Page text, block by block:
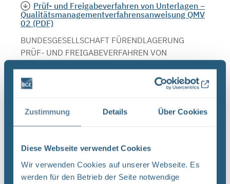
Zustimmung Details Über Cookies
Diese Webseite verwendet Cookies
Wir verwenden Cookies auf unserer Webseite. Es
werden für den Betrieb der Seite notwendige
Prüf- und Freigabeverfahren von Unterlagen –
Qualitätsmanagementverfahrensanweisung QMV
02 (PDF)
BUNDESGESELLSCHAFT FÜRENDLAGERUNG
PRÜF- UND FREIGABEVERFAHREN VON
QUALITÄTSMANAGEMENTVERFAHRENSANWEISUNG
QMV 02 : ,.. In Projekt PSP-Element
UA ...
20.03.2019 | Upload am: 12.12.2022